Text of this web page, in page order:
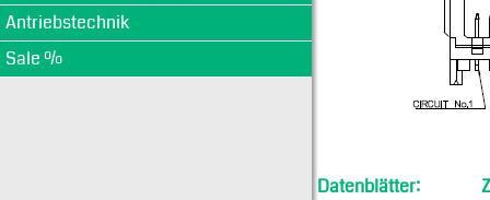
Antriebstechnik
Sale %
Datenblätter: